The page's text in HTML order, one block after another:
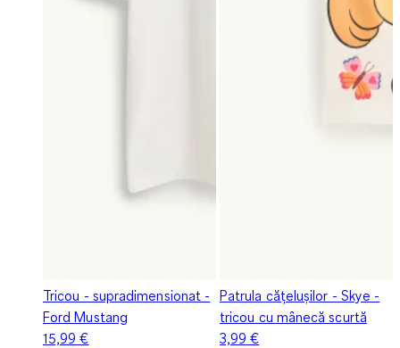
Tricou - supradimensionat -
Ford Mustang
15,99 €
Patrula cățelușilor - Skye -
tricou cu mânecă scurtă
3,99 €